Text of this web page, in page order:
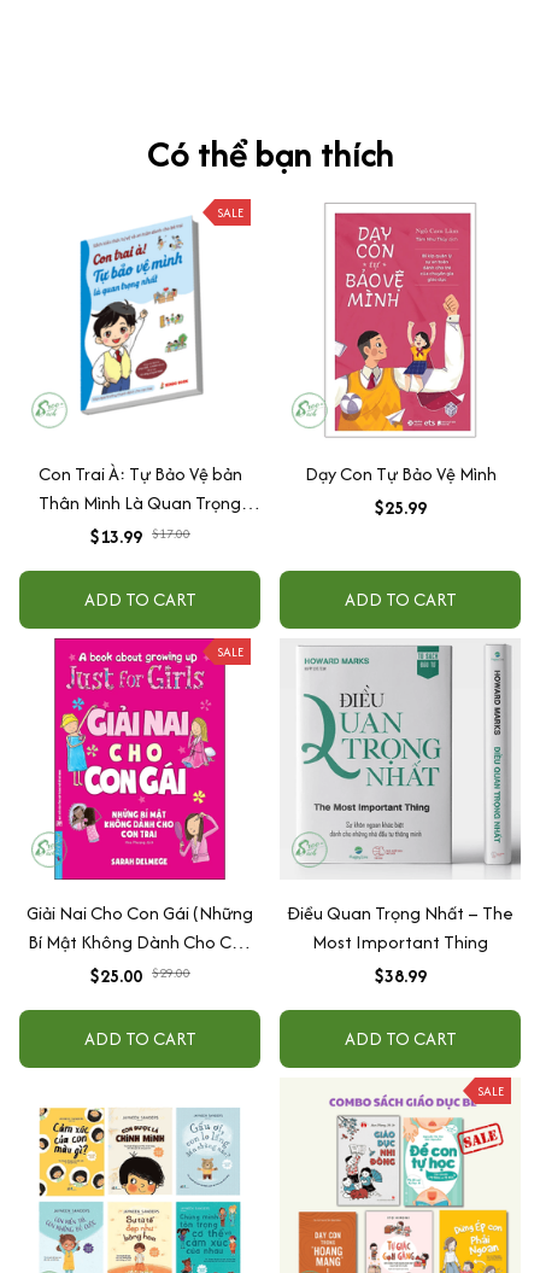
Có thể bạn thích
SALE
Con Trai À: Tự Bảo Vệ bản
Thân Mình Là Quan Trọng
Nhất
$13.99 $17.00
ADD TO CART
Dạy Con Tự Bảo Vệ Mình
$25.99
ADD TO CART
SALE
Giải Nai Cho Con Gái (Những
Bí Mật Không Dành Cho Con
Trai)
$25.00 $29.00
ADD TO CART
Điều Quan Trọng Nhất – The
Most Important Thing
$38.99
ADD TO CART
SALE